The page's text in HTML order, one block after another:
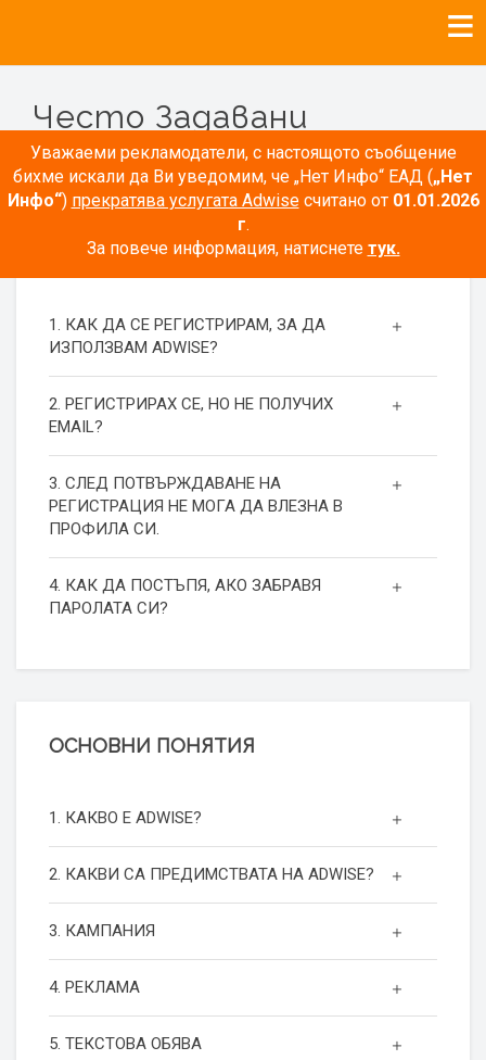
Уважаеми рекламодатели, с настоящото съобщение
бихме искали да Ви уведомим, че „Нет Инфо“ ЕАД („Нет
Инфо“) прекратява услугата Adwiseсчитано от 01.01.2026
г.
За повече информация, натиснете тук.
Често Задавани
Въпроси
РЕГИСТРАЦИЯ
1. КАК ДА СЕ РЕГИСТРИРАМ, ЗА ДА
ИЗПОЛЗВАМ ADWISE?
2. РЕГИСТРИРАХ СЕ, НО НЕ ПОЛУЧИХ
EMAIL?
3. СЛЕД ПОТВЪРЖДАВАНЕ НА
РЕГИСТРАЦИЯ НЕ МОГА ДА ВЛЕЗНА В
ПРОФИЛА СИ.
4. КАК ДА ПОСТЪПЯ, АКО ЗАБРАВЯ
ПАРОЛАТА СИ?
ОСНОВНИ ПОНЯТИЯ
1. КАКВО Е ADWISE?
2. КАКВИ СА ПРЕДИМСТВАТА НА ADWISE?
3. КАМПАНИЯ
4. РЕКЛАМА
5. ТЕКСТОВА ОБЯВА